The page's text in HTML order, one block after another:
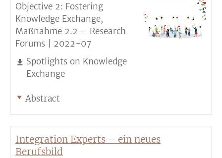
Objective 2: Fostering
Knowledge Exchange,
Maßnahme 2.2 – Research
Forums | 2022-07
Spotlights on Knowledge
Exchange
Abstract
Integration Experts – ein neues
Berufsbild